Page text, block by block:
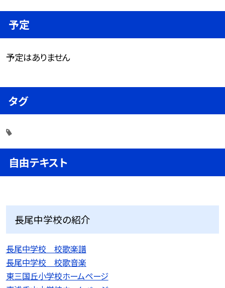
予定
予定はありません
タグ
自由テキスト
長尾中学校の紹介
長尾中学校 校歌楽譜
長尾中学校 校歌音楽
東三国丘小学校ホームページ